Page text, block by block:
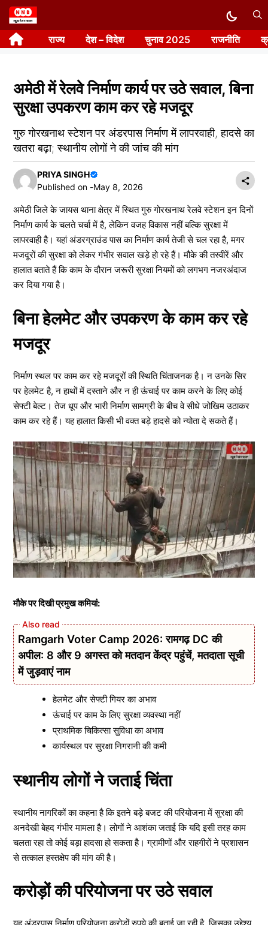
Skip
to
content राज्य देश – विदेश चुनाव 2025 राजनीति
अमेठी में रेलवे निर्माण कार्य पर उठे सवाल, बिना
सुरक्षा उपकरण काम कर रहे मजदूर
गुरु गोरखनाथ स्टेशन पर अंडरपास निर्माण में लापरवाही, हादसे का
खतरा बढ़ा; स्थानीय लोगों ने की जांच की मांग
PRIYA SINGH
Published on -May 8, 2026
अमेठी जिले के जायस थाना क्षेत्र में स्थित गुरु गोरखनाथ रेलवे स्टेशन इन दिनों
निर्माण कार्य के चलते चर्चा में है, लेकिन वजह विकास नहीं बल्कि सुरक्षा में
लापरवाही है। यहां अंडरग्राउंड पास का निर्माण कार्य तेजी से चल रहा है, मगर
मजदूरों की सुरक्षा को लेकर गंभीर सवाल खड़े हो रहे हैं। मौके की तस्वीरें और
हालात बताते हैं कि काम के दौरान जरूरी सुरक्षा नियमों को लगभग नजरअंदाज
कर दिया गया है।
बिना हेलमेट और उपकरण के काम कर रहे
मजदूर
निर्माण स्थल पर काम कर रहे मजदूरों की स्थिति चिंताजनक है। न उनके सिर
पर हेलमेट है, न हाथों में दस्ताने और न ही ऊंचाई पर काम करने के लिए कोई
सेफ्टी बेल्ट। तेज धूप और भारी निर्माण सामग्री के बीच वे सीधे जोखिम उठाकर
काम कर रहे हैं। यह हालात किसी भी वक्त बड़े हादसे को न्योता दे सकते हैं।
मौके पर दिखी प्रमुख कमियां:
Ramgarh Voter Camp 2026: रामगढ़ DC की
अपील: 8 और 9 अगस्त को मतदान केंद्र पहुंचें, मतदाता सूची
में जुड़वाएं नाम
हेलमेट और सेफ्टी गियर का अभाव
ऊंचाई पर काम के लिए सुरक्षा व्यवस्था नहीं
प्राथमिक चिकित्सा सुविधा का अभाव
कार्यस्थल पर सुरक्षा निगरानी की कमी
स्थानीय लोगों ने जताई चिंता
स्थानीय नागरिकों का कहना है कि इतने बड़े बजट की परियोजना में सुरक्षा की
अनदेखी बेहद गंभीर मामला है। लोगों ने आशंका जताई कि यदि इसी तरह काम
चलता रहा तो कोई बड़ा हादसा हो सकता है। ग्रामीणों और राहगीरों ने प्रशासन
से तत्काल हस्तक्षेप की मांग की है।
करोड़ों की परियोजना पर उठे सवाल